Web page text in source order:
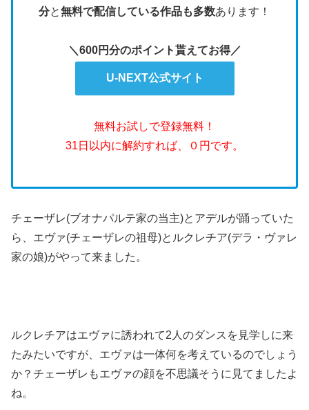
分と無料で配信している作品も多数あります！
＼600円分のポイント貰えてお得／
U-NEXT公式サイト
無料お試しで登録無料！
31日以内に解約すれば、０円です。
チェーザレ(ブオナパルテ家の当主)とアデルが踊っていた
ら、エヴァ(チェーザレの祖母)とルクレチア(デラ・ヴァレ
家の娘)がやって来ました。
ルクレチアはエヴァに誘われて2人のダンスを見学しに来
たみたいですが、エヴァは一体何を考えているのでしょう
か？チェーザレもエヴァの顔を不思議そうに見てましたよ
ね。